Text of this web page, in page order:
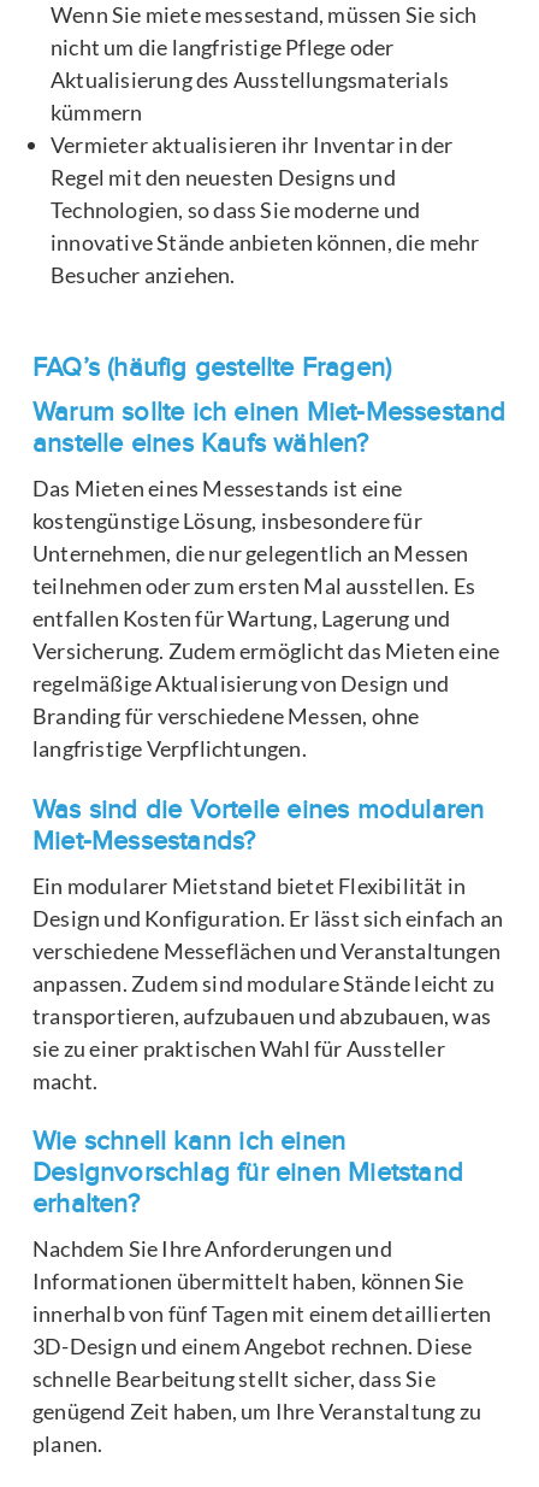
Wenn Sie miete messestand, müssen Sie sich
nicht um die langfristige Pflege oder
Aktualisierung des Ausstellungsmaterials
kümmern
Vermieter aktualisieren ihr Inventar in der
Regel mit den neuesten Designs und
Technologien, so dass Sie moderne und
innovative Stände anbieten können, die mehr
Besucher anziehen.
FAQ’s (häufig gestellte Fragen)
Warum sollte ich einen Miet-Messestand
anstelle eines Kaufs wählen?
Das Mieten eines Messestands ist eine
kostengünstige Lösung, insbesondere für
Unternehmen, die nur gelegentlich an Messen
teilnehmen oder zum ersten Mal ausstellen. Es
entfallen Kosten für Wartung, Lagerung und
Versicherung. Zudem ermöglicht das Mieten eine
regelmäßige Aktualisierung von Design und
Branding für verschiedene Messen, ohne
langfristige Verpflichtungen.
Was sind die Vorteile eines modularen
Miet-Messestands?
Ein modularer Mietstand bietet Flexibilität in
Design und Konfiguration. Er lässt sich einfach an
verschiedene Messeflächen und Veranstaltungen
anpassen. Zudem sind modulare Stände leicht zu
transportieren, aufzubauen und abzubauen, was
sie zu einer praktischen Wahl für Aussteller
macht.
Wie schnell kann ich einen
Designvorschlag für einen Mietstand
erhalten?
Nachdem Sie Ihre Anforderungen und
Informationen übermittelt haben, können Sie
innerhalb von fünf Tagen mit einem detaillierten
3D-Design und einem Angebot rechnen. Diese
schnelle Bearbeitung stellt sicher, dass Sie
genügend Zeit haben, um Ihre Veranstaltung zu
planen.